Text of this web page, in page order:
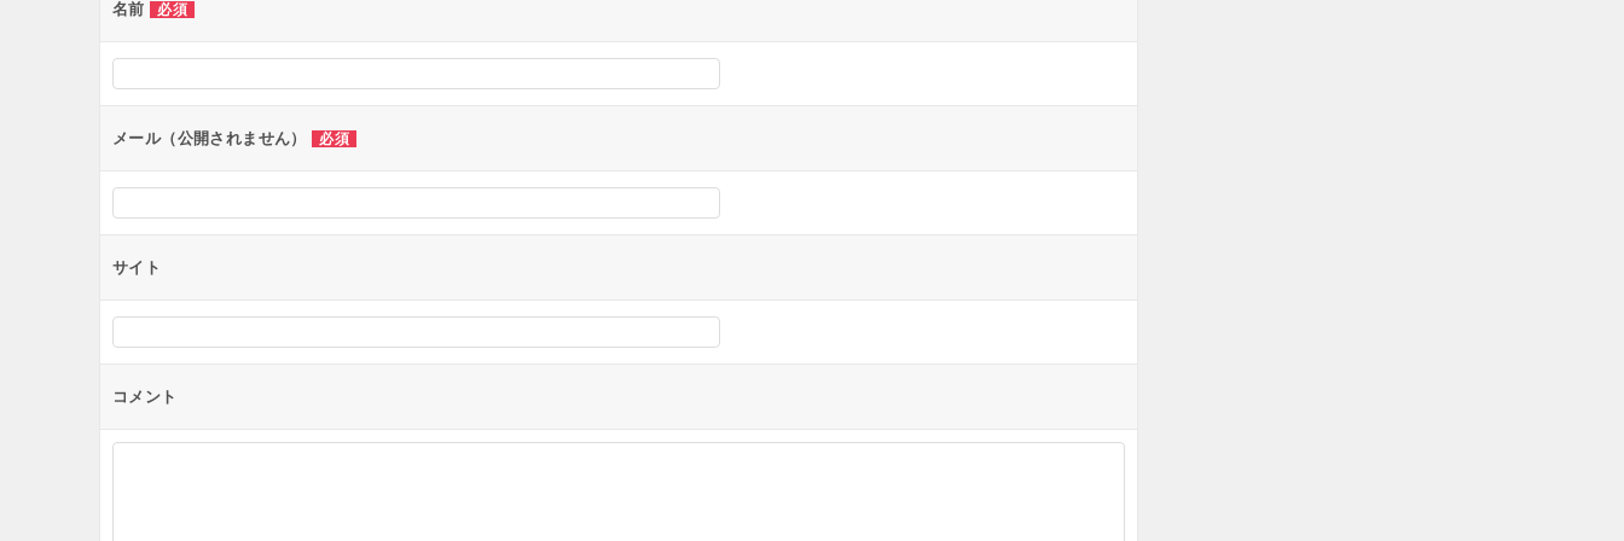
ー
ョ
ン
名前 必須
メール（公開されません） 必須
サイト
コメント